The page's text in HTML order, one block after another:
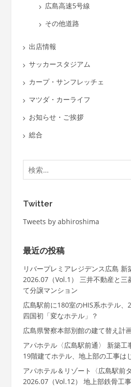
広島高速5号線
その他道路
出店情報
サッカースタジアム
カープ・サンフレッチェ
マツダ・カーライフ
お知らせ・ご挨拶
総合
検
索:
Twitter
Tweets by abhiroshima
最近の投稿
リバープレミアレジデンス広島 新
2026.07（Vol.1） 三井不動産と三
て分譲マンション
広島駅前に180室のHIS系ホテル、
四国初「変なホテル」？
広島県警察本部別館の建て替え計
アパホテル〈広島駅前通〉 新築工
19階建てホテル、地上部の工事は
アパホテル＆リゾート〈広島駅前
2026.07（Vol.12） 地上部鉄骨工